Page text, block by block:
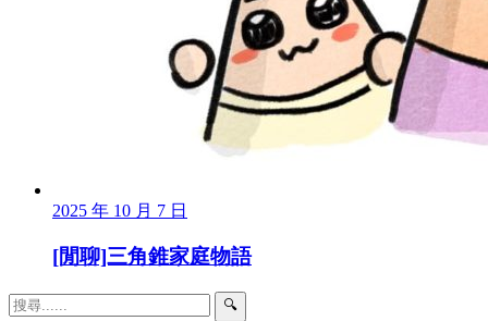
2025 年 10 月 7 日
[閒聊]三角錐家庭物語
🔍